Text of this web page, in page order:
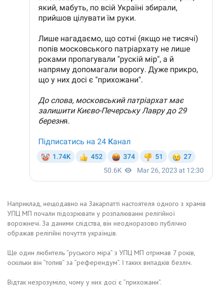
Наприклад, нещодавно на Закарпатті настоятеля одного з храмів
УПЦ МП почали підозрювати у розпалюванні релігійної
ворожнечі. За даними слідства, він неодноразово публічно
ображав релігійні почуття українців.
Ще один любитель “руського міра” з УПЦ МП отримав 7 років,
оскільки він “топив” за “референдум”. І таких випадків безліч.
Відтак незрозуміло, чому у них досі є “прихожани”.